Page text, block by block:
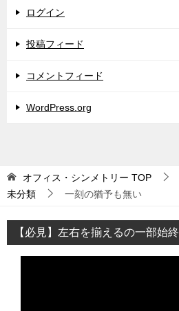
ログイン
投稿フィード
コメントフィード
WordPress.org
オフィス・シンメトリー TOP
未分類
一刻の猶予も無い
【必見】左右を揃えるの一部始終